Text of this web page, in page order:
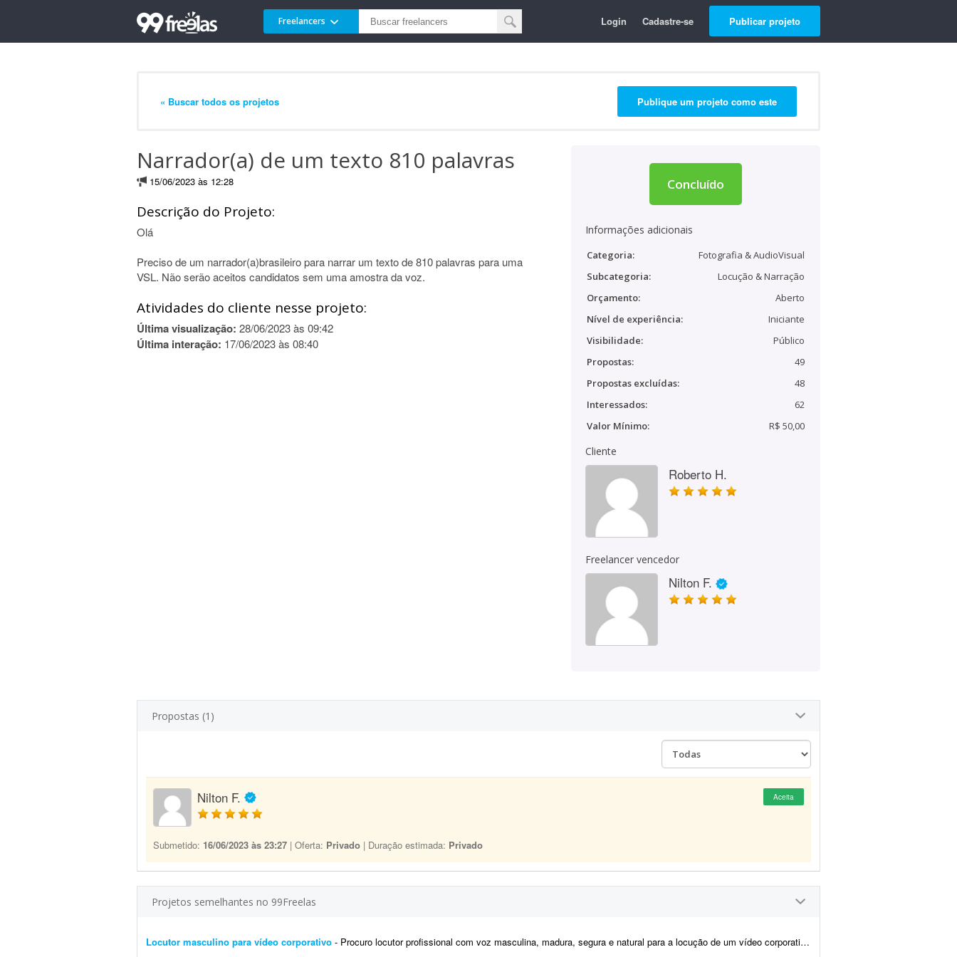
Freelancers Login Cadastre-se Publicar projeto
« Buscar todos os projetos Publique um projeto como este
Narrador(a) de um texto 810 palavras
15/06/2023 às 12:28
Descrição do Projeto:
Olá
Preciso de um narrador(a)brasileiro para narrar um texto de 810 palavras para uma
VSL. Não serão aceitos candidatos sem uma amostra da voz.
Atividades do cliente nesse projeto:
Última visualização: 28/06/2023 às 09:42
Última interação: 17/06/2023 às 08:40
Concluído
Informações adicionais
Categoria:
Fotografia & AudioVisual
Subcategoria:
Locução & Narração
Orçamento:
Aberto
Nível de experiência:
Iniciante
Visibilidade:
Público
Propostas:
49
Propostas excluídas:
48
Interessados:
62
Valor Mínimo:
R$ 50,00
Cliente
Roberto H.
Freelancer vencedor
Nilton F.
Propostas (1)
Nilton F. Aceita
Submetido: 16/06/2023 às 23:27 | Oferta: Privado | Duração estimada: Privado
Projetos semelhantes no 99Freelas
Locutor masculino para vídeo corporativo - Procuro locutor profissional com voz masculina, madura, segura e natural para a locução de um vídeo corporativo de aproximadamente 7 a 10 minutos. O roteiro será fornec...